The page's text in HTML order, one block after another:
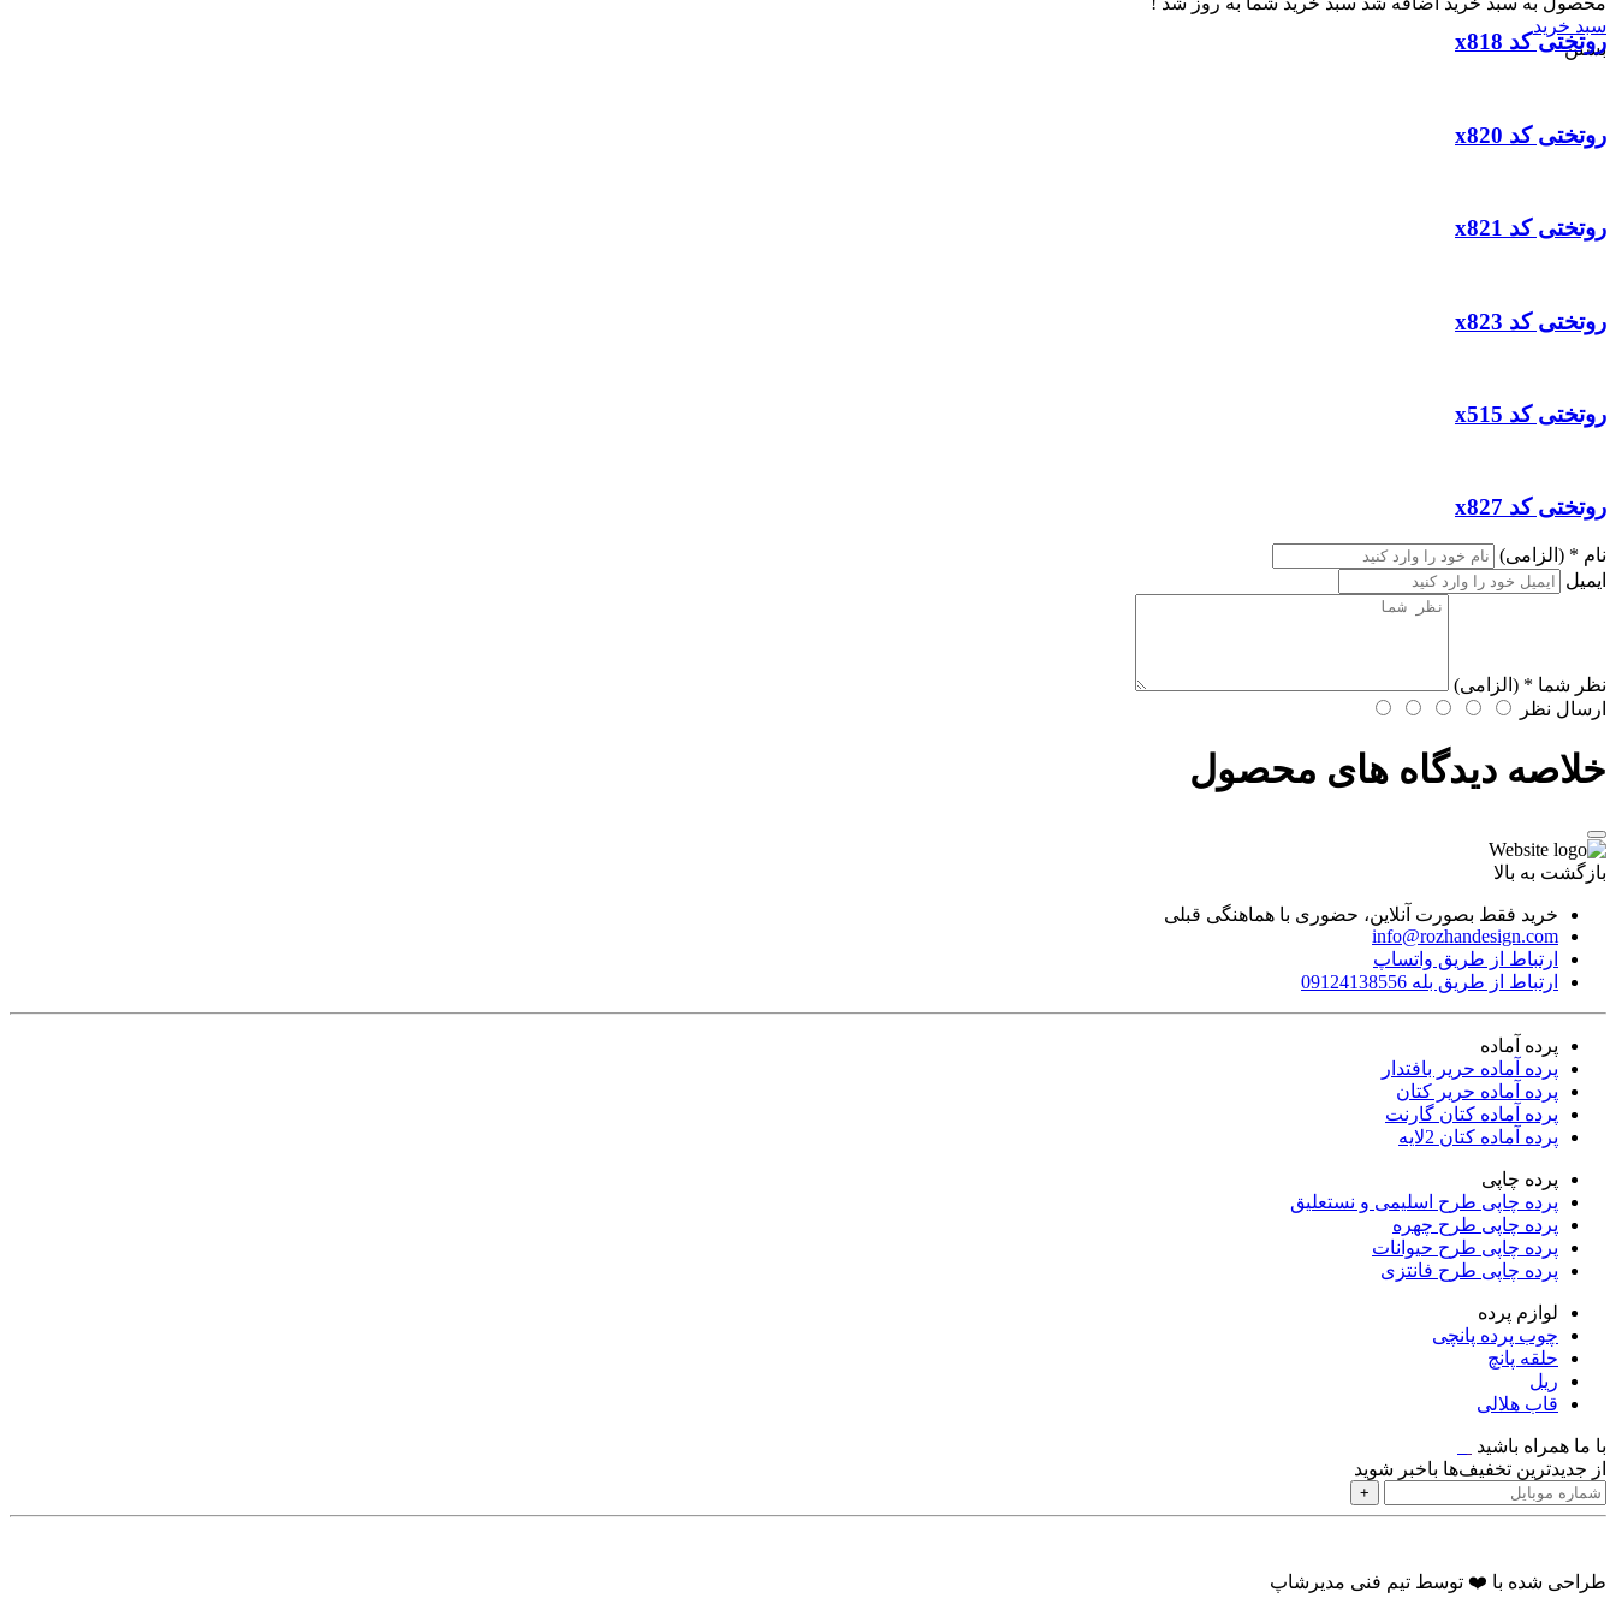
سبد خرید
بستن
روتختی کد x818
روتختی کد x820
روتختی کد x821
روتختی کد x823
روتختی کد x515
روتختی کد x827
نام * (الزامی)
ایمیل
نظر شما * (الزامی)
ارسال نظر
خلاصه دیدگاه های محصول
بازگشت به بالا
خرید فقط بصورت آنلاین، حضوری با هماهنگی قبلی
info@rozhandesign.com
ارتباط از طریق واتساپ
ارتباط از طریق بله 09124138556
پرده‌ آماده
پرده آماده حرير بافتدار
پرده آماده حریر کتان
پرده آماده كتان گارنت
پرده آماده کتان 2لایه
پرده چاپی
پرده چاپی طرح اسلیمی و نستعلیق
پرده چاپی طرح چهره
پرده چاپی طرح حیوانات
پرده چاپی طرح فانتزی
لوازم پرده
چوب پرده پانچی
حلقه پانچ
ریل
قاب هلالی
با ما همراه باشید
از جدیدترین تخفیف‌ها باخبر شوید
+
طراحی شده با ❤️ توسط تیم فنی مدیرشاپ